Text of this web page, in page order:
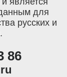
для
русских и
86